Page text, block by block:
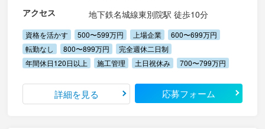
アクセス
地下鉄名城線東別院駅 徒歩10分
資格を活かす 500〜599万円 上場企業
600〜699万円
転勤なし
800〜899万円
完全週休二日制
年間休日120日以上
施工管理 土日祝休み 700〜799万円
詳細を見る 応募フォーム